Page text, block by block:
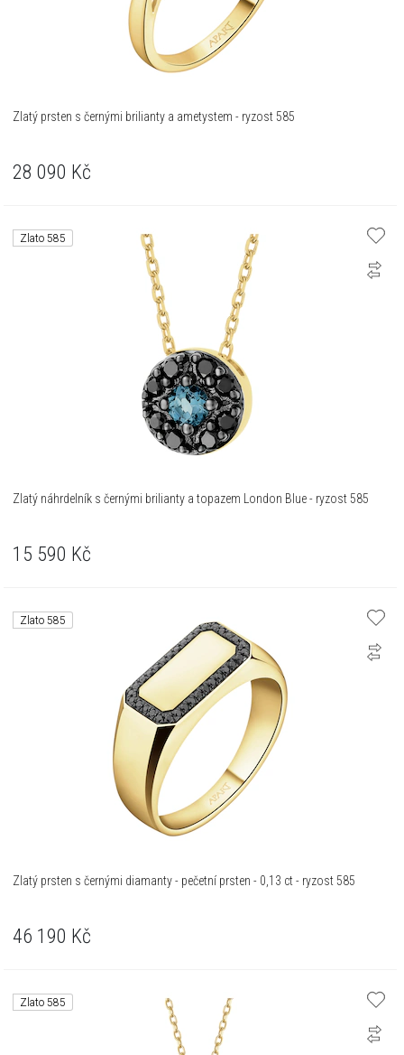
Zlatý prsten s černými brilianty a ametystem - ryzost 585
28 090 Kč
Zlato 585
Zlatý náhrdelník s černými brilianty a topazem London Blue - ryzost 585
15 590 Kč
Zlato 585
Zlatý prsten s černými diamanty - pečetní prsten - 0,13 ct - ryzost 585
46 190 Kč
Zlato 585